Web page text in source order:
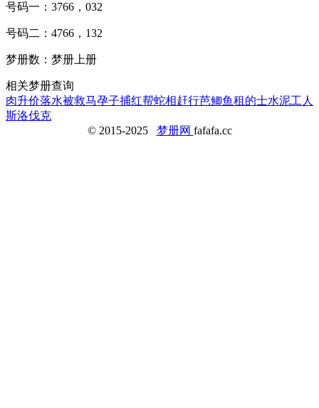
号码一：3766，032
号码二：4766，132
梦册数：梦册上册
相关梦册查询
肉升价落水被救马孕子捕红帮蛇相赶行芭鲫鱼租的士水泥工人
斯洛伐克
© 2015-2025 梦册网 fafafa.cc